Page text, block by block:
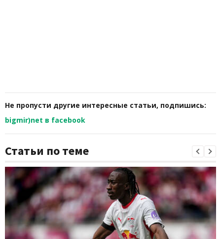
Не пропусти другие интересные статьи, подпишись:
bigmir)net в facebook
Статьи по теме